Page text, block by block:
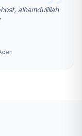
alhamdulillah